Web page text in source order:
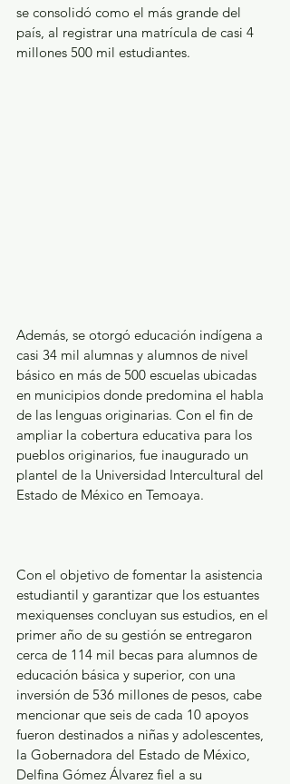
se consolidó como el más grande del
país, al registrar una matrícula de casi 4
millones 500 mil estudiantes.
Además, se otorgó educación indígena a
casi 34 mil alumnas y alumnos de nivel
básico en más de 500 escuelas ubicadas
en municipios donde predomina el habla
de las lenguas originarias. Con el fin de
ampliar la cobertura educativa para los
pueblos originarios, fue inaugurado un
plantel de la Universidad Intercultural del
Estado de México en Temoaya.
Con el objetivo de fomentar la asistencia
estudiantil y garantizar que los estuantes
mexiquenses concluyan sus estudios, en el
primer año de su gestión se entregaron
cerca de 114 mil becas para alumnos de
educación básica y superior, con una
inversión de 536 millones de pesos, cabe
mencionar que seis de cada 10 apoyos
fueron destinados a niñas y adolescentes,
la Gobernadora del Estado de México,
Delfina Gómez Álvarez fiel a su